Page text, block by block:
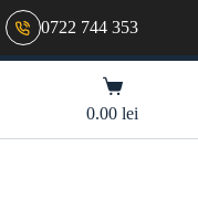
0722 744 353
Coș
de
cumpărături
0.00lei